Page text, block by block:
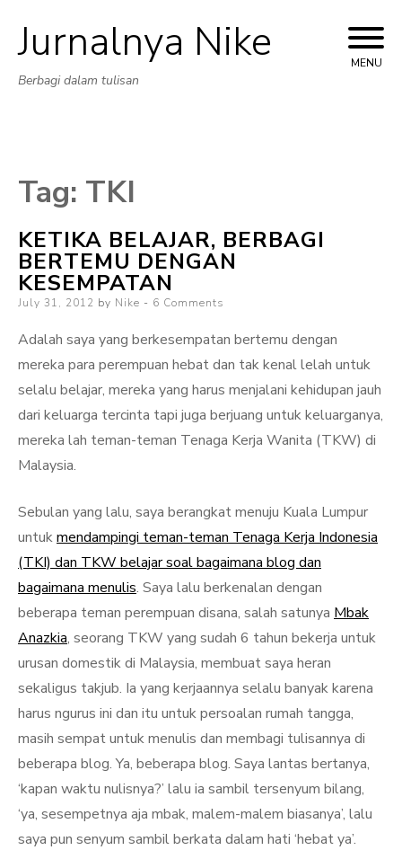
Skip
Jurnalnya Nike
Berbagi dalam tulisan
MENU
Tag: TKI
KETIKA BELAJAR, BERBAGI
BERTEMU DENGAN
KESEMPATAN
Posted
July 31, 2012 by Nike 6 Comments
Adalah saya yang berkesempatan bertemu dengan
mereka para perempuan hebat dan tak kenal lelah untuk
selalu belajar, mereka yang harus menjalani kehidupan jauh
dari keluarga tercinta tapi juga berjuang untuk keluarganya,
mereka lah teman-teman Tenaga Kerja Wanita (TKW) di
Malaysia.
Sebulan yang lalu, saya berangkat menuju Kuala Lumpur
untukmendampingi teman-teman Tenaga Kerja Indonesia
(TKI) dan TKW belajar soal bagaimana blog dan
bagaimana menulis. Saya lalu berkenalan dengan
beberapa teman perempuan disana, salah satunya Mbak
Anazkia, seorang TKW yang sudah 6 tahun bekerja untuk
urusan domestik di Malaysia, membuat saya heran
sekaligus takjub. Ia yang kerjaannya selalu banyak karena
harus ngurus ini dan itu untuk persoalan rumah tangga,
masih sempat untuk menulis dan membagi tulisannya di
beberapa blog. Ya, beberapa blog. Saya lantas bertanya,
‘kapan waktu nulisnya?’ lalu ia sambil tersenyum bilang,
‘ya, sesempetnya aja mbak, malem-malem biasanya’, lalu
saya pun senyum sambil berkata dalam hati ‘hebat ya’.